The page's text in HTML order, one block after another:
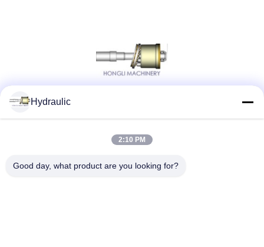
Schneller Kontakt
Hydraulic
2:10 PM
Good day, what product are you looking for?